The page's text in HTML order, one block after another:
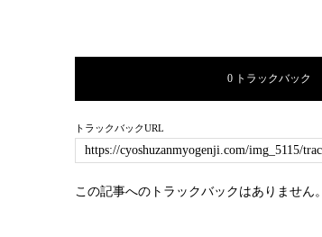
0 トラックバック
トラックバックURL
この記事へのトラックバックはありません。